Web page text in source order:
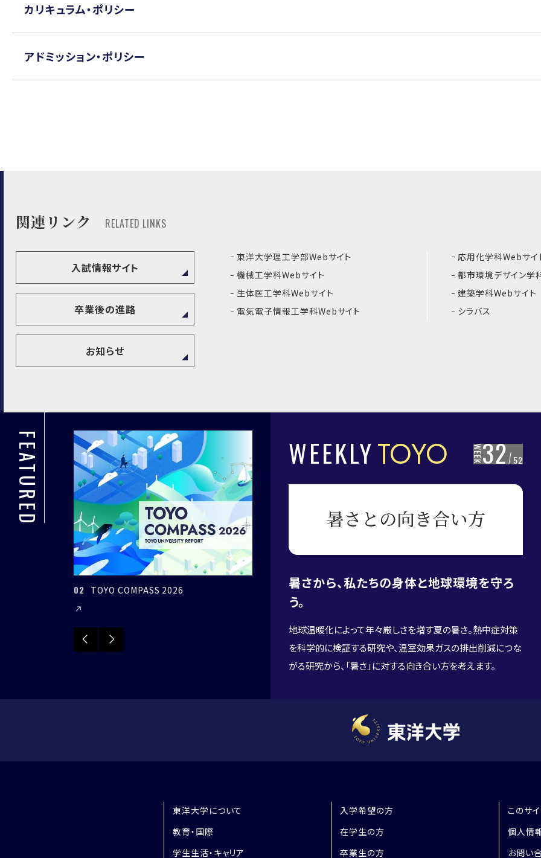
カリキュラム・ポリシー
アドミッション・ポリシー
関連リンク RELATED LINKS
入試情報サイト
卒業後の進路
お知らせ
東洋大学理工学部Webサイト
機械工学科Webサイト
生体医工学科Webサイト
電気電子情報工学科Webサイト
応用化学科Webサイ
都市環境デザイン学
建築学科Webサイト
シラバス
FEATURED
TOYO COMPASS 2026 環境イノベーション学部特設サイト 04 Veritas 学長×ゲスト対談
Previous
Next
WEEKLYTOYO WEEK32 52
暑さから、私たちの身体と地球環境を守ろ
う。
地球温暖化によって年々厳しさを増す夏の暑さ。熱中症対策
を科学的に検証する研究や、温室効果ガスの排出削減につな
がる研究から、「暑さ」に対する向き合い方を考えます。
東洋大学について
教育・国際
学生生活・キャリア
入学希望の方
在学生の方
卒業生の方
このサ
個人情
お問い